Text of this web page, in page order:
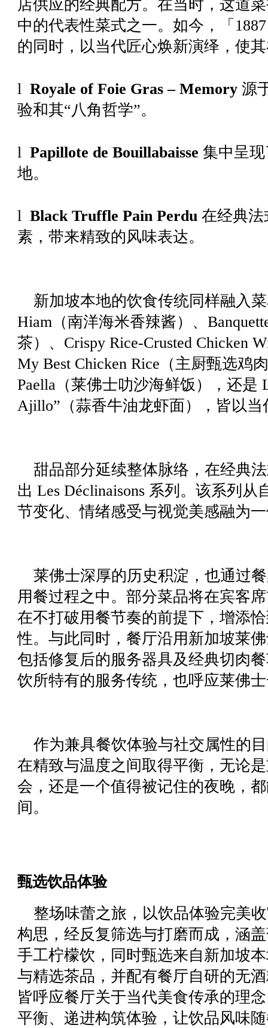
店供应的经典配方。在当时，这道
中的代表性菜式之一。如今，「
的同时，以当代匠心焕新演绎，使
lRoyale of Foie Gras – Memory 源
验和其“八角哲学”。
lPapillote de Bouillabaisse 集中呈
地。
lBlack Truffle Pain Perdu 在经典
素，带来精致的风味表达。
新加坡本地的饮食传统同样融入
Hiam（南洋海米香辣酱）、
茶）、Crispy Rice-Crusted Chicken
My Best Chicken Rice（主厨甄选鸡
Paella（莱佛士叻沙海鲜饭），还是
Ajillo”（蒜香牛油龙虾面），皆以
甜品部分延续整体脉络，在经典
出 Les Déclinaisons 系列。该系列
节变化、情绪感受与视觉美感融为
莱佛士深厚的历史积淀，也通过
用餐过程之中。部分菜品将在宾客
在不打破用餐节奏的前提下，增添
性。与此同时，餐厅沿用新加坡莱
包括修复后的服务器具及经典切肉
饮所特有的服务传统，也呼应莱佛
作为兼具餐饮体验与社交属性的
在精致与温度之间取得平衡，无论
会，还是一个值得被记住的夜晚，
间。
甄选饮品体验
整场味蕾之旅，以饮品体验完美
构思，经反复筛选与打磨而成，涵
手工柠檬饮，同时甄选来自新加坡
与精选茶品，并配有餐厅自研的无
皆呼应餐厅关于当代美食传承的理
平衡、递进构筑体验，让饮品风味